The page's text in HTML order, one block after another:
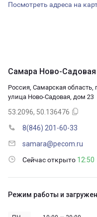
Посмотреть адреса на
Самара Ново-Садовая
Россия, Самарская область,
улица Ново-Садовая, дом 23
53.2096, 50.136476
8(846) 201-60-33
samara@pecom.ru
Сейчас открыто 12:50
Режим работы и